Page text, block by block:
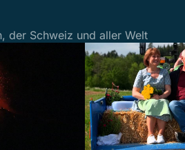
der Schweiz und aller Welt